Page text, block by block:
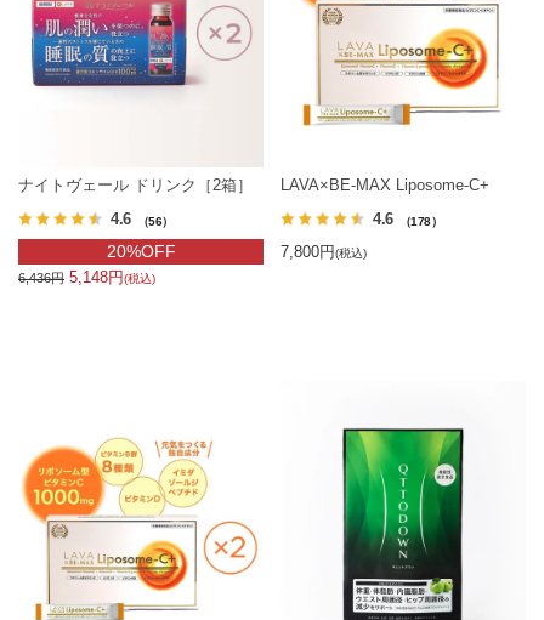
ナイトヴェール ドリンク［2箱］
4.6 （56）
20%OFF
6,436円 5,148円(税込)
LAVA×BE-MAX Liposome-C+
4.6 （178）
7,800円(税込)